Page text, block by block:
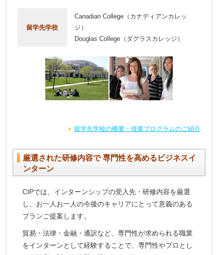
留学先学校
Canadian College（カナディアンカレッ
ジ）
Douglas College（ダグラスカレッジ）
留学先学校の概要・授業プログラムのご紹介
厳選された研修内容で 専門性を高めるビジネスイ
ンターン
CIPでは、インターンシップの受入先・研修内容を厳選
し、お一人お一人の今後のキャリアにとって意義のある
プランご提案します。
貿易・法律・金融・通訳など、専門性が求められる職業
をインターンとして経験することで、専門性やプロとし